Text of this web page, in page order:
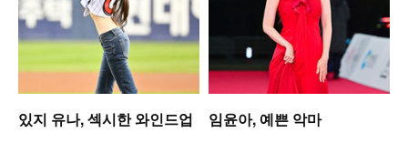
있지 유나, 섹시한 와인드업 임윤아, 예쁜 악마